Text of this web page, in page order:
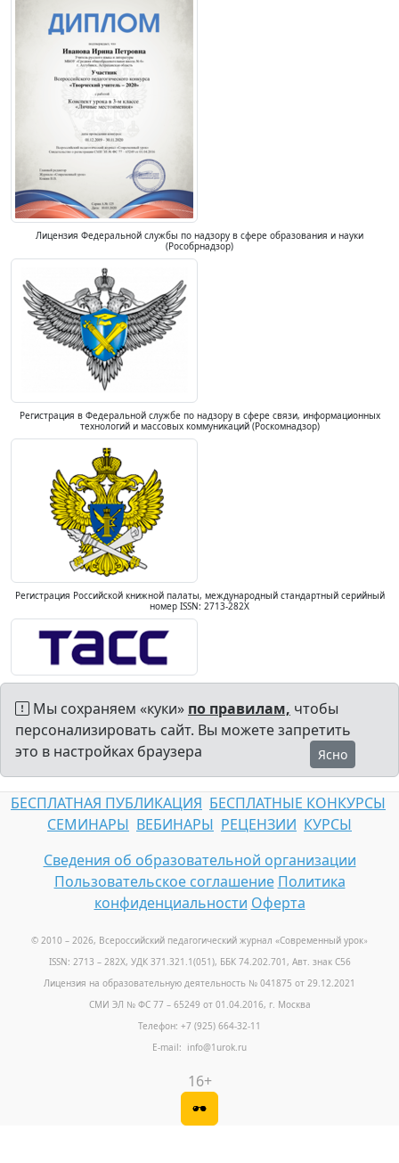
Лицензия Федеральной службы по надзору в сфере образования и науки
(Рособрнадзор)
Регистрация в Федеральной службе по надзору в сфере связи, информационных
технологий и массовых коммуникаций (Роскомнадзор)
Регистрация Российской книжной палаты, международный стандартный серийный
номер ISSN: 2713-282X
Мы сохраняем «куки» по правилам, чтобы
персонализировать сайт. Вы можете запретить
это в настройках браузера
Ясно
БЕСПЛАТНАЯ ПУБЛИКАЦИЯ БЕСПЛАТНЫЕ КОНКУРСЫ
СЕМИНАРЫ ВЕБИНАРЫ РЕЦЕНЗИИ КУРСЫ
Сведения об образовательной организации
Пользовательское соглашение Политика
конфиденциальности Оферта
© 2010 – 2026, Всероссийский педагогический журнал «Современный урок»
ISSN: 2713 – 282X, УДК 371.321.1(051), ББК 74.202.701, Авт. знак С56
Лицензия на образовательную деятельность № 041875 от 29.12.2021
СМИ ЭЛ № ФС 77 – 65249 от 01.04.2016, г. Москва
Телефон: +7 (925) 664-32-11
E-mail: info@1urok.ru
16+